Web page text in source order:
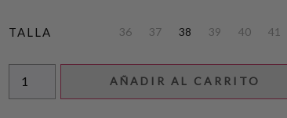
TALLA 36 37 38 39 40 41
AÑADIR AL CARRITO